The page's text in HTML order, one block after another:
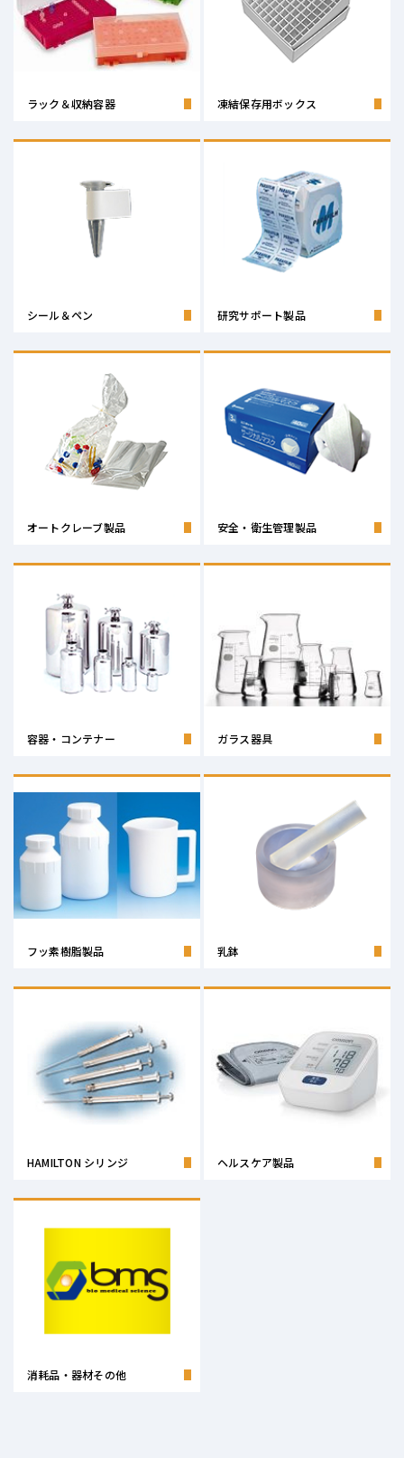
ラック＆収納容器 凍結保存用ボックス
シール＆ペン 研究サポート製品
オートクレーブ製品 安全・衛生管理製品
容器・コンテナー ガラス器具
フッ素樹脂製品 乳鉢
HAMILTON シリンジ ヘルスケア製品
消耗品・器材その他